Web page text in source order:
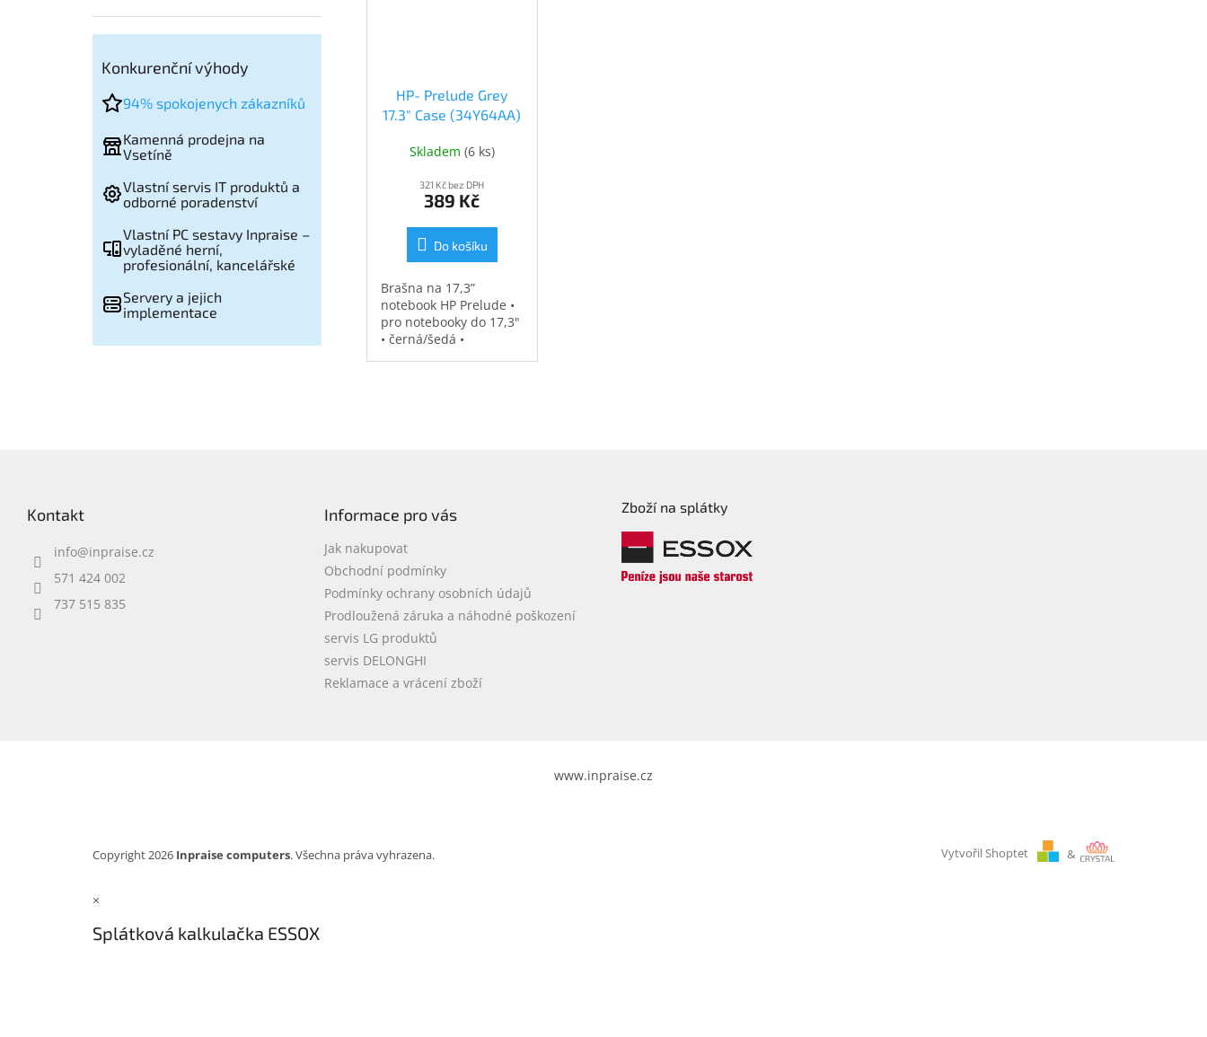
Konkurenční výhody
94% spokojenych zákazníků
Kamenná prodejna na
Vsetíně
Vlastní servis IT produktů a
odborné poradenství
Vlastní PC sestavy Inpraise –
vyladěné herní,
profesionální, kancelářské
Servery a jejich
implementace
HP- Prelude Grey
17.3" Case (34Y64AA)
Skladem (6 ks)
321 Kč bez DPH
389 Kč
Do košíku
Brašna na 17,3”
notebook HP Prelude •
pro notebooky do 17,3"
• černá/šedá •
Kontakt
info@inpraise.cz
571 424 002
737 515 835
Informace pro vás
Jak nakupovat
Obchodní podmínky
Podmínky ochrany osobních údajů
Prodloužená záruka a náhodné poškození
servis LG produktů
servis DELONGHI
Reklamace a vrácení zboží
Zboží na splátky
www.inpraise.cz
Vytvořil Shoptet &
Copyright 2026 Inpraise computers. Všechna práva vyhrazena.
×
Splátková kalkulačka ESSOX